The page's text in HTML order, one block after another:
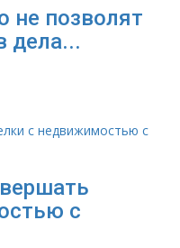
не позволят
дела...
с